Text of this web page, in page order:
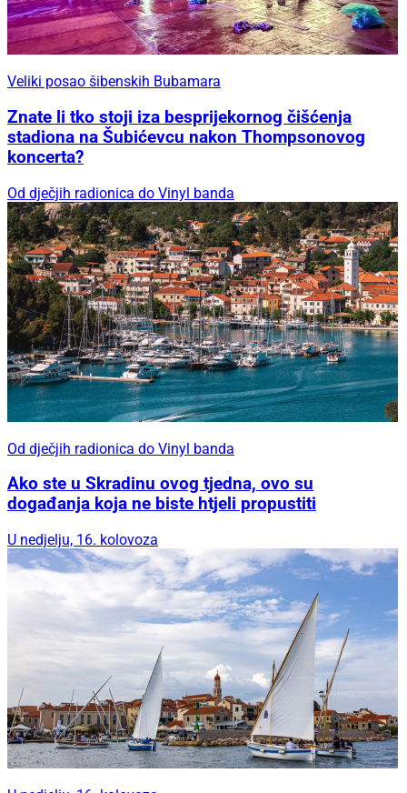
Veliki posao šibenskih Bubamara
Znate li tko stoji iza besprijekornog čišćenja
stadiona na Šubićevcu nakon Thompsonovog
koncerta?
Od dječjih radionica do Vinyl banda
Od dječjih radionica do Vinyl banda
Ako ste u Skradinu ovog tjedna, ovo su
događanja koja ne biste htjeli propustiti
U nedjelju, 16. kolovoza